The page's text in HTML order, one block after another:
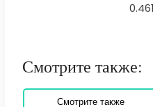
Смотрите также:
Смотрите также